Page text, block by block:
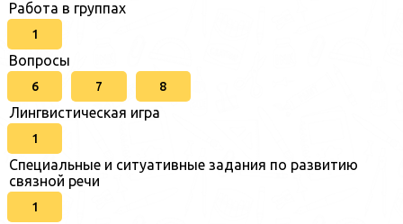
Работа в группах
1
Вопросы
6 7 8
Лингвистическая игра
1
Специальные и ситуативные задания по развитию
связной речи
1